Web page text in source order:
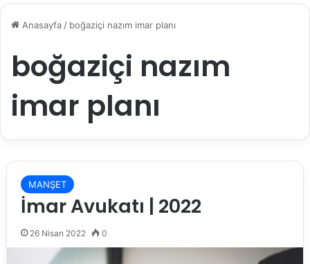
Anasayfa / boğaziçi nazım imar planı
boğaziçi nazım
imar planı
MANŞET
İmar Avukatı | 2022
26 Nisan 2022 0